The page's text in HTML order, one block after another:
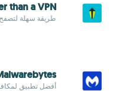
than a VPN
طريقة سهلة لتصفح
أفضل تطبيق